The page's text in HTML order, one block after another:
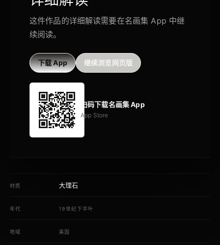
这件作品的详细解读需要在名画集 App 中继
续阅读。
下载 App 继续浏览网页版
扫码下载名画集 App
App Store
材质 大理石
年代 19世纪下半叶
地域 美国